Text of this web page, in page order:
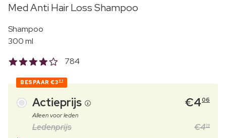
Med Anti Hair Loss Shampoo
Shampoo
300 ml
784
BESPAAR €3 93
Actieprijs €406
Alleen voor leden
Ledenprijs €4 19